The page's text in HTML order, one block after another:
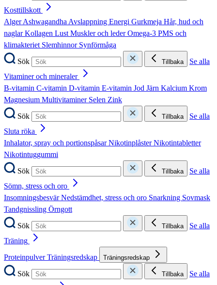
Kosttillskott
AlgerAshwagandhaAvslappning Energi Gurkmeja Hår, hud och
naglarKollagen LustMuskler och lederOmega-3 PMS och
klimakteriet Slemhinnor Synförmåga
Sök
Tillbaka
Se alla
Vitaminer och mineraler
B-vitamin C-vitamin D-vitamin E-vitamin Jod Järn Kalcium Krom
Magnesium Multivitaminer Selen Zink
Sök
Tillbaka
Se alla
Sluta röka
Inhalator, spray och portionspåsarNikotinplåsterNikotintabletter
Nikotintuggummi
Sök
Tillbaka
Se alla
Sömn, stress och oro
InsomningsbesvärNedstämdhet, stress och oro Snarkning Sovmask
Tandgnissling Örngott
Sök
Tillbaka
Se alla
Träning
ProteinpulverTräningsredskap Träningsredskap
Sök Tillbaka
Se alla